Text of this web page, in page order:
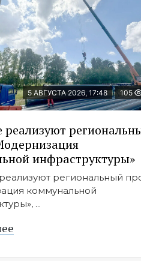
5 АВГУСТА 2026, 17:48 105
реализуют
инфраструктуры»
региональный
коммунальной
...